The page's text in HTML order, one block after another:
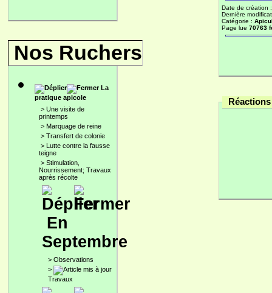
Nos Ruchers
La
pratique apicole
> Une visite de
printemps
> Marquage de reine
> Transfert de colonie
> Lutte contre la fausse
teigne
> Stimulation,
Nourrissement; Travaux
après récolte
En
Septembre
> Observations
>
Travaux
Date de création
Dernière
Catégorie :
Page lue 70763